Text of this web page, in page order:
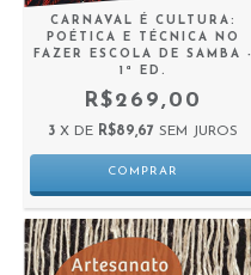
CARNAVAL É CULTURA:
POÉTICA E TÉCNICA NO
FAZER ESCOLA DE SAMBA -
1ª ED.
R$269,00
3 X DE R$89,67 SEM JUROS